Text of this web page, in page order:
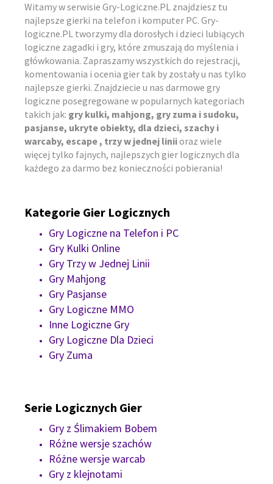
Witamy w serwisie Gry-Logiczne.PL znajdziesz tu
najlepsze gierki na telefon i komputer PC. Gry-
logiczne.PL tworzymy dla dorosłych i dzieci lubiących
logiczne zagadki i gry, które zmuszają do myślenia i
główkowania. Zapraszamy wszystkich do rejestracji,
komentowania i ocenia gier tak by zostały u nas tylko
najlepsze gierki. Znajdziecie u nas darmowe gry
logiczne posegregowane w popularnych kategoriach
takich jak: gry kulki, mahjong, gry zuma i sudoku,
pasjanse, ukryte obiekty, dla dzieci, szachy i
warcaby, escape , trzy w jednej liniioraz wiele
więcej tylko fajnych, najlepszych gier logicznych dla
każdego za darmo bez konieczności pobierania!
Kategorie Gier Logicznych
Gry Logiczne na Telefon i PC
Gry Kulki Online
Gry Trzy w Jednej Linii
Gry Mahjong
Gry Pasjanse
Gry Logiczne MMO
Inne Logiczne Gry
Gry Logiczne Dla Dzieci
Gry Zuma
Serie Logicznych Gier
Gry z Ślimakiem Bobem
Różne wersje szachów
Różne wersje warcab
Gry z klejnotami